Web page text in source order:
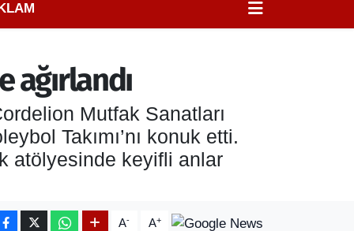
ağırlandı
Mutfak Sanatları
Takımı’nı konuk etti.
atölyesinde keyifli anlar
A- A+